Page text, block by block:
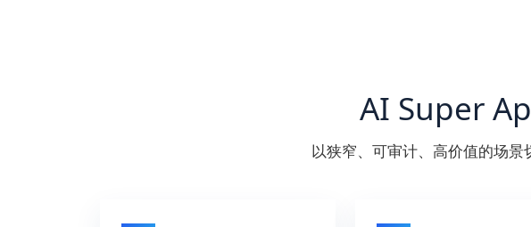
AI Super
以狭窄、可审计、高价值的场景